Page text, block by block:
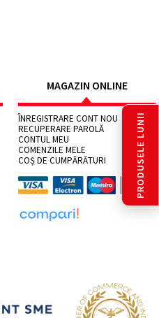
MAGAZIN ONLINE
ÎNREGISTRARE CONT NOU
RECUPERARE PAROLĂ
CONTUL MEU
COMENZILE MELE
COȘ DE CUMPĂRĂTURI
PRODUSELE LUNII